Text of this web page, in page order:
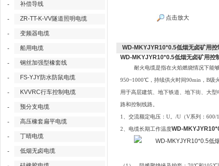
- 补偿导线
- ZR-TT-K-VV隧道照明电缆
- 变频器电缆
- 船用电缆
- 钢丝加强型橡套线
- FS-YJY防水防鼠电缆
- KVVRC行车控制电缆
- 预分支电缆
- 高压橡套扁平电缆
- 丁晴电缆
- 低烟无卤电缆
点击放大
WD-MKYJYR10*0.5低烟无卤矿用控
WD-MKYJYR10*0.5低烟无卤矿用控
耐火电缆是指在火焰燃烧情况下能
950~1000℃，持续供火时间90min，B级
用于高层建筑、地下铁道、地下街、大
路和控制线路。
1、交流额定电压：U。/U（V系列：
2、电缆长期工作温度WD-